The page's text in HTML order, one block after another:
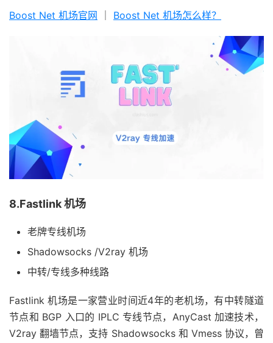
Boost Net 机场官网 Boost Net 机场怎么样？
8.Fastlink 机场
老牌专线机场
Shadowsocks /V2ray 机场
中转/专线多种线路
Fastlink 机场是一家营业时间近4年的老机场，有中转隧道
节点和 BGP 入口的 IPLC 专线节点，AnyCast 加速技术，
V2ray 翻墙节点，支持 Shadowsocks 和 Vmess 协议，曾